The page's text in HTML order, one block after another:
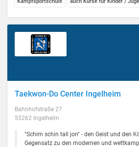
Taekwon-Do Center Ingelheim
Bahnhofstraße 27
55262 Ingelheim
"Schim schin tall jon" - den Geist und den
Gegensatz zu den modernen und